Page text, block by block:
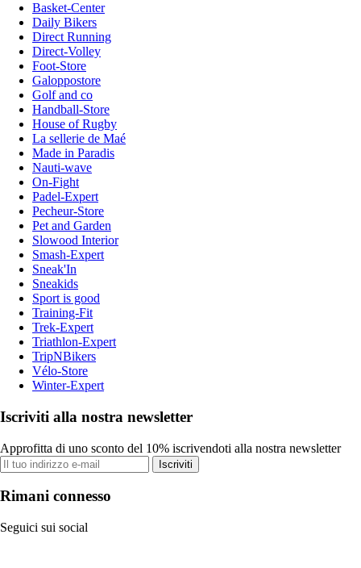
Basket-Center
Daily Bikers
Direct Running
Direct-Volley
Foot-Store
Galoppostore
Golf and co
Handball-Store
House of Rugby
La sellerie de Maé
Made in Paradis
Nauti-wave
On-Fight
Padel-Expert
Pecheur-Store
Pet and Garden
Slowood Interior
Smash-Expert
Sneak'In
Sneakids
Sport is good
Training-Fit
Trek-Expert
Triathlon-Expert
TripNBikers
Vélo-Store
Winter-Expert
Iscriviti alla nostra newsletter
Approfitta di uno sconto del 10% iscrivendoti alla nostra newsletter
Iscriviti
Rimani connesso
Seguici sui social